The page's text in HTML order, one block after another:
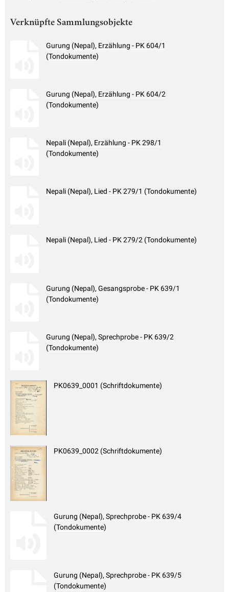
Verknüpfte Sammlungsobjekte
Gurung (Nepal), Erzählung - PK 604/1
(Tondokumente)
Gurung (Nepal), Erzählung - PK 604/2
(Tondokumente)
Nepali (Nepal), Erzählung - PK 298/1
(Tondokumente)
Nepali (Nepal), Lied - PK 279/1 (Tondokumente)
Nepali (Nepal), Lied - PK 279/2 (Tondokumente)
Gurung (Nepal), Gesangsprobe - PK 639/1
(Tondokumente)
Gurung (Nepal), Sprechprobe - PK 639/2
(Tondokumente)
PK0639_0001 (Schriftdokumente)
PK0639_0002 (Schriftdokumente)
Gurung (Nepal), Sprechprobe - PK 639/4
(Tondokumente)
Gurung (Nepal), Sprechprobe - PK 639/5
(Tondokumente)